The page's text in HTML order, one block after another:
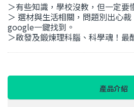
＞有些知識，學校沒教，但一定要
＞ 選材與生活相關，問題別出心
google一鍵找到。
＞啟發及鍛煉理科腦、科學魂！最
產品介紹